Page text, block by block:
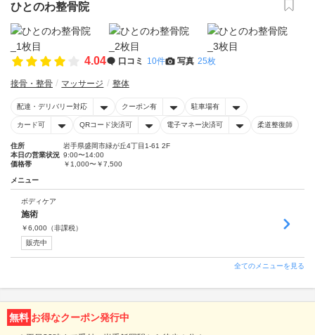
ひとのわ整骨院
4.04 口コミ 10件 写真 25枚
接骨・整骨 マッサージ 整体
配達・デリバリー対応 クーポン有 駐車場有
カード可 QRコード決済可 電子マネー決済可 柔道整復師
住所
岩手県盛岡市緑が丘4丁目1-61 2F
本日の営業状況 9:00〜14:00
価格帯
￥1,000〜￥7,500
メニュー
ボディケア
施術
￥6,000 （非課税）
販売中
全てのメニューを見る
無料 お得なクーポン発行中